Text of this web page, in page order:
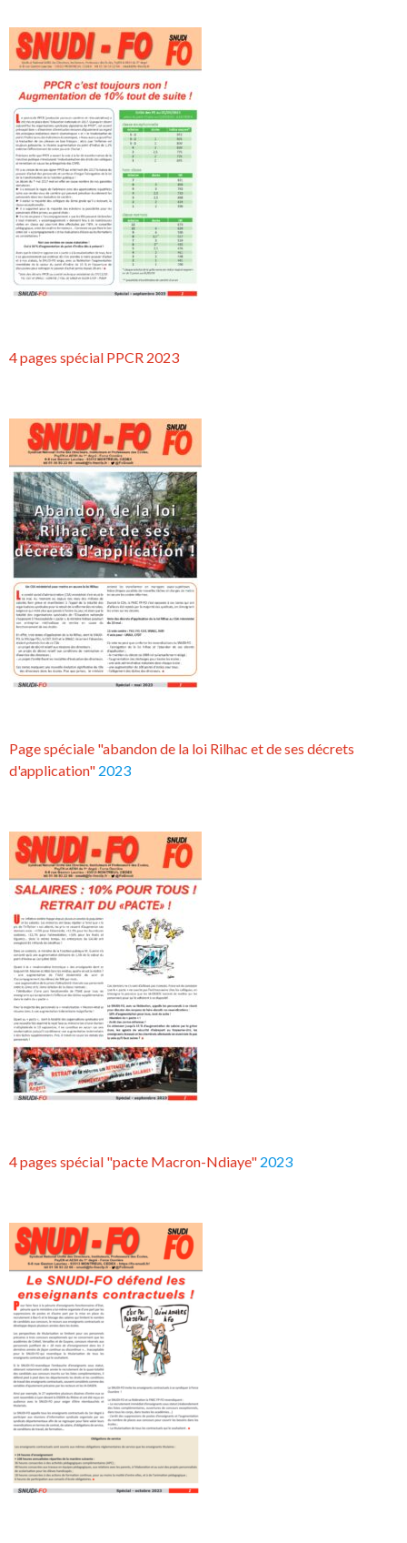
4 pages spécial PPCR 2023
Page spéciale "abandon de la loi Rilhac et de ses décrets
d'application" 2023
4 pages spécial "pacte Macron-Ndiaye" 2023